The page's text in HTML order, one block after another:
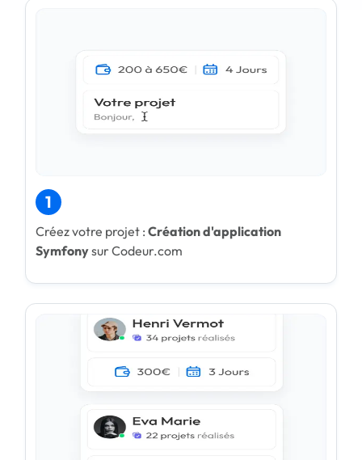
1
Créez votre projet : Création d'application
Symfonysur Codeur.com